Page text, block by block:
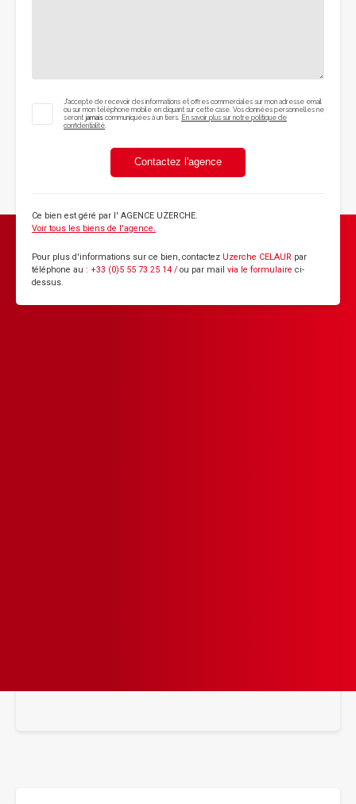
J'accepte de recevoir des informations et offres commerciales sur mon adresse email
ou sur mon téléphone mobile en cliquant sur cette case. Vos données personnelles ne
seront jamais communiquées à un tiers. En savoir plus sur notre politique de
confidentialité.
Contactez l'agence
Ce bien est géré par l' AGENCE UZERCHE.
Voir tous les biens de l'agence.
Pour plus d'informations sur ce bien, contactez Uzerche CELAUR par
téléphone au : +33 (0)5 55 73 25 14 / ou par mail via le formulaire ci-
dessus.